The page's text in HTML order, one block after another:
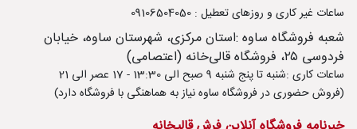
ساعات غیر کاری و روزهای تعطیل : 09106504050
شعبه فروشگاه ساوه :استان مرکزی، شهرستان ساوه، خیابان
فردوسی ۲۵، فروشگاه قالی‌خانه (اعتصامی)
ساعات کاری :شنبه تا پنج شنبه 9 صبح الی 13:30 - 17 عصر الی 21
(فروش حضوری در فروشگاه ساوه نیاز به هماهنگی با فروشگاه دارد)